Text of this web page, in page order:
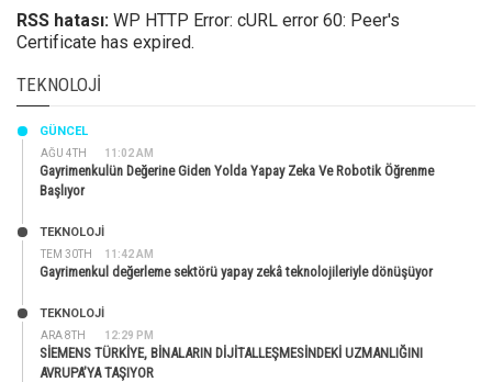
RSS hatası: WP HTTP Error: cURL error 60: Peer's
Certificate has expired.
TEKNOLOJI
AĞU 4TH 11:02 AM
GÜNCEL
Gayrimenkulün Değerine Giden Yolda Yapay Zeka Ve Robotik Öğrenme
Başlıyor
TEM 30TH 11:42 AM
TEKNOLOJİ
Gayrimenkul değerleme sektörü yapay zekâ teknolojileriyle dönüşüyor
ARA 8TH 12:29 PM
TEKNOLOJİ
SİEMENS TÜRKİYE, BİNALARIN DİJİTALLEŞMESİNDEKİ UZMANLIĞINI
AVRUPA’YA TAŞIYOR